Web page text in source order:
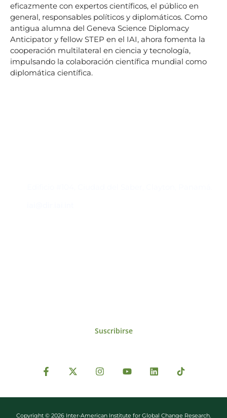
eficazmente con expertos científicos, el público en
general, responsables políticos y diplomáticos. Como
antigua alumna del Geneva Science Diplomacy
Anticipator y fellow STEP en el IAI, ahora fomenta la
cooperación multilateral en ciencia y tecnología,
impulsando la colaboración científica mundial como
diplomática científica.
Suscribirse
Copyright © 2026 Inter-American Institute for Global Change Research.